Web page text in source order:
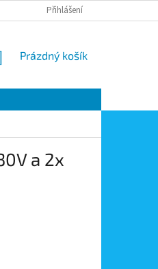
MOJE OBJEDNÁVKA
Přihlášení
NÁKUPNÍ
Prázdný košík
a 2x